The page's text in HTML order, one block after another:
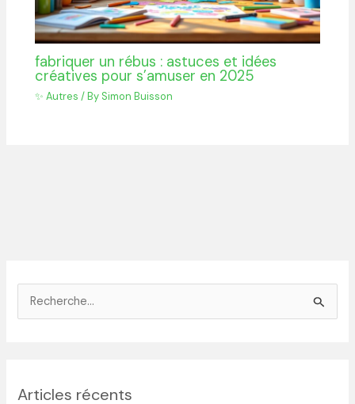
fabriquer un rébus : astuces et idées
créatives pour s’amuser en 2025
✨ Autres / By Simon Buisson
e
Articles récents